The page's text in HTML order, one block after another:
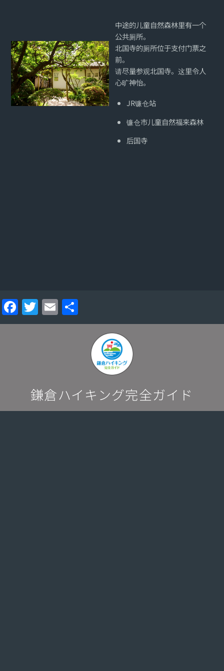
中途的儿童自然森林里有一个
公共厕所。
北国寺的厕所位于支付门票之
前。
请尽量参观北国寺。这里令人
心旷神怡。
JR镰仓站
镰仓市儿童自然福来森林
后国寺
F
a
T
w
E
m 享
鎌倉ハイキング完全ガイド